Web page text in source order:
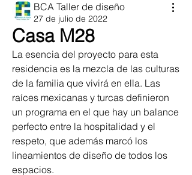
BCA Taller de diseño
27 de julio de 2022
Casa M28
La esencia del proyecto para esta
residencia es la mezcla de las culturas
de la familia que vivirá en ella. Las
raíces mexicanas y turcas definieron
un programa en el que hay un balance
perfecto entre la hospitalidad y el
respeto, que además marcó los
lineamientos de diseño de todos los
espacios.